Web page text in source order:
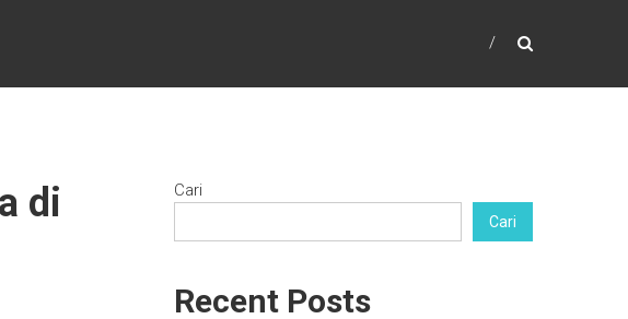
di
Cari
Cari
Recent Posts